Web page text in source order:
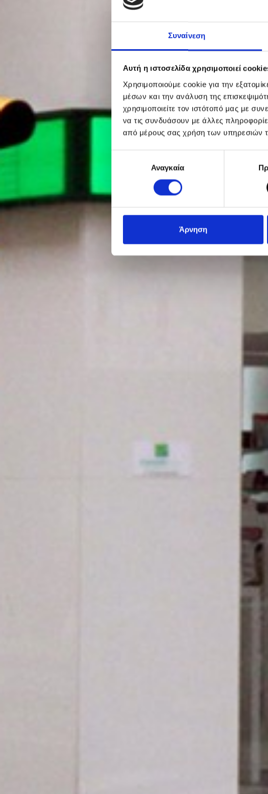
Συναίνεση
Αυτή η ιστοσελίδα χρησιμοποιεί
Χρησιμοποιούμε cookie για την
μέσων και την ανάλυση της
χρησιμοποιείτε τον ιστότοπό μας με
να τις συνδυάσουν με άλλες
από μέρους σας χρήση των υπηρεσιών
συγκατάθεσηςΑναγκαία
Άρνηση